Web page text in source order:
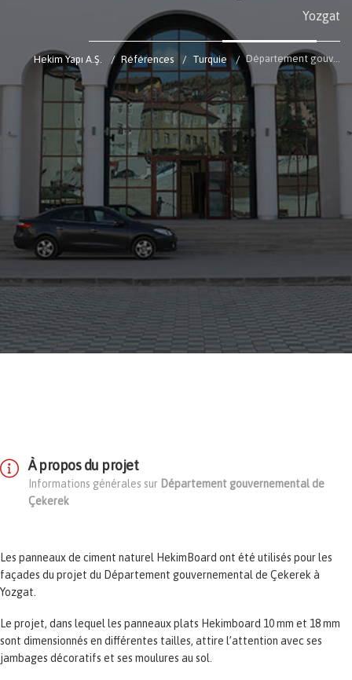
Yozgat
Hekim Yapı A.Ş. Références Turquie Département gouvernemental de Çekerek
À propos du projet
Informations générales sur Département gouvernemental de
Çekerek
Les panneaux de ciment naturel HekimBoard ont été utilisés pour les
façades du projet du Département gouvernemental de Çekerek à
Yozgat.
Le projet, dans lequel les panneaux plats Hekimboard 10 mm et 18 mm
sont dimensionnés en différentes tailles, attire l’attention avec ses
jambages décoratifs et ses moulures au sol.